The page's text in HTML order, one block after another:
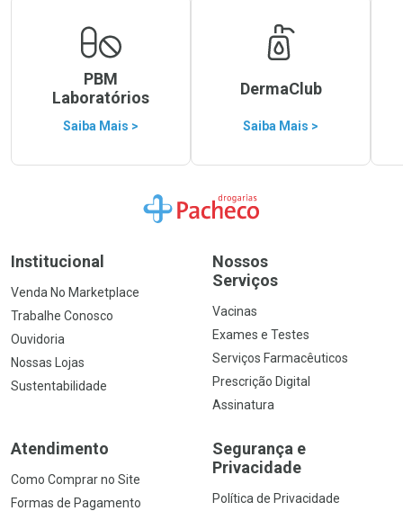
PBM
Laboratórios
Saiba Mais >
DermaClub
Saiba Mais >
Ir para a Home
Institucional
Venda No Marketplace
Trabalhe Conosco
Ouvidoria
Nossas Lojas
Sustentabilidade
Nossos
Serviços
Vacinas
Exames e Testes
Serviços Farmacêuticos
Prescrição Digital
Assinatura
Atendimento
Como Comprar no Site
Formas de Pagamento
Segurança e
Privacidade
Política de Privacidade